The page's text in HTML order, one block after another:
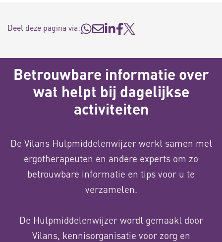
Deel deze pagina via:
Betrouwbare informatie over
wat helpt bij dagelijkse
activiteiten
De Vilans Hulpmiddelenwijzer werkt samen met
ergotherapeuten en andere experts om zo
betrouwbare informatie en tips voor u te
verzamelen.
De Hulpmiddelenwijzer wordt gemaakt door
Vilans, kennisorganisatie voor zorg en